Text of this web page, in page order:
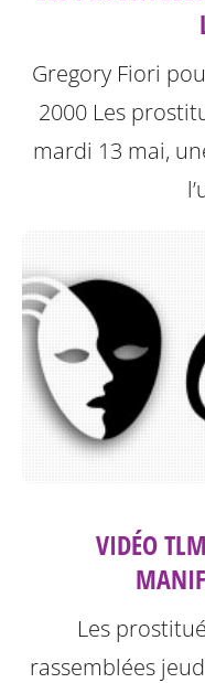
Gregory Fiori
2000 Les
mardi 13 mai,
VIDÉO
Les
rassemblées